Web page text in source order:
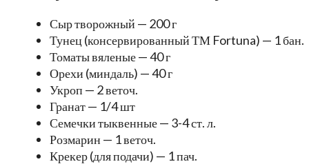
Сыр творожный — 200 г
Тунец (консервированный ТМ Fortuna) — 1 бан.
Томаты вяленые — 40 г
Орехи (миндаль) — 40 г
Укроп — 2 веточ.
Гранат — 1/4 шт
Семечки тыквенные — 3-4 ст. л.
Розмарин — 1 веточ.
Крекер (для подачи) — 1 пач.